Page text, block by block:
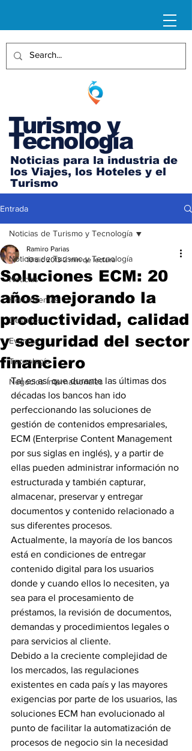
Turismo y
Tecnología
Noticias para la industria de
los Viajes, los Hoteles y el
Turismo
Entrada
Noticias de Turismo y Tecnología
Noticias
Herramientas
Destinos
Eventos
Tecnología
Negocios Internacionales
Noticias de Turismo y Tecnología
Soluciones ECM: 20
años mejorando la
productividad, calidad
y seguridad del sector
financiero
Ramiro Parias
10 dic 2013 2 min de lectura
Tal es así que durante las últimas dos
décadas los bancos han ido
perfeccionando las soluciones de
gestión de contenidos empresariales,
ECM (Enterprise Content Management
por sus siglas en inglés), y a partir de
ellas pueden administrar información no
estructurada y también capturar,
almacenar, preservar y entregar
documentos y contenido relacionado a
sus diferentes procesos.
Actualmente, la mayoría de los bancos
está en condiciones de entregar
contenido digital para los usuarios
donde y cuando ellos lo necesiten, ya
sea para el procesamiento de
préstamos, la revisión de documentos,
demandas y procedimientos legales o
para servicios al cliente.
Debido a la creciente complejidad de
los mercados, las regulaciones
existentes en cada país y las mayores
exigencias por parte de los usuarios, las
soluciones ECM han evolucionado al
punto de facilitar la automatización de
procesos de negocio sin la necesidad